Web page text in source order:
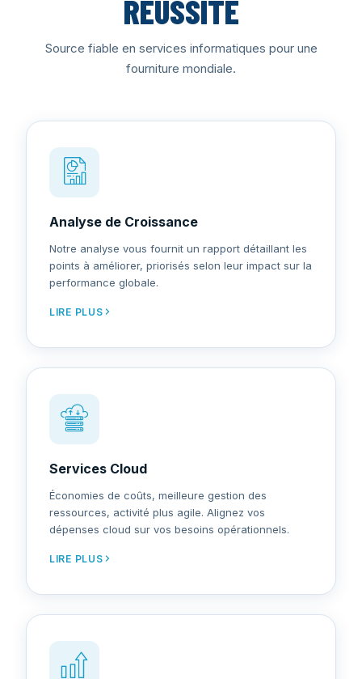
RÉUSSITE
Source fiable en services informatiques pour une
fourniture mondiale.
Analyse de Croissance
Notre analyse vous fournit un rapport détaillant les
points à améliorer, priorisés selon leur impact sur la
performance globale.
LIRE PLUS
Services Cloud
Économies de coûts, meilleure gestion des
ressources, activité plus agile. Alignez vos
dépenses cloud sur vos besoins opérationnels.
LIRE PLUS